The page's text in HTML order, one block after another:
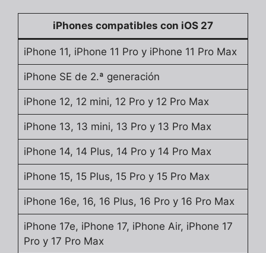
iPhones compatibles con iOS 27
iPhone 11, iPhone 11 Pro y iPhone 11 Pro Max
iPhone SE de 2.ª generación
iPhone 12, 12 mini, 12 Pro y 12 Pro Max
iPhone 13, 13 mini, 13 Pro y 13 Pro Max
iPhone 14, 14 Plus, 14 Pro y 14 Pro Max
iPhone 15, 15 Plus, 15 Pro y 15 Pro Max
iPhone 16e, 16, 16 Plus, 16 Pro y 16 Pro Max
iPhone 17e, iPhone 17, iPhone Air, iPhone 17
Pro y 17 Pro Max